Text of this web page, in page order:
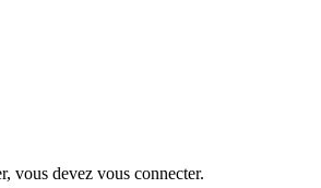
vous devez vous connecter.